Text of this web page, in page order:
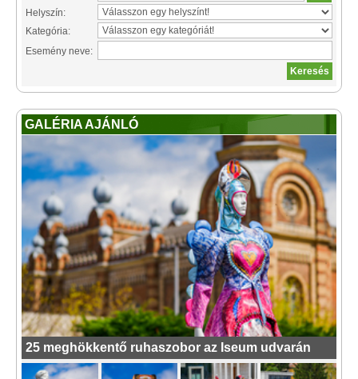
Helyszín:
Kategória:
Esemény neve:
GALÉRIA AJÁNLÓ
25 meghökkentő ruhaszobor az Iseum udvarán